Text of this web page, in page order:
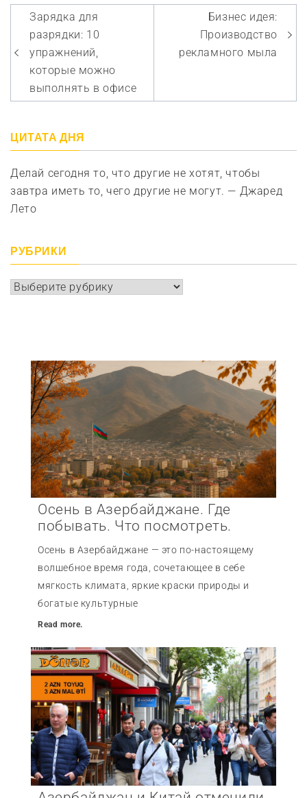
Навигация
по
записям
Зарядка для
разрядки: 10
упражнений,
которые можно
выполнять в офисе
Бизнес идея:
Производство
рекламного мыла
ЦИТАТА ДНЯ
Делай сегодня то, что другие не хотят, чтобы
завтра иметь то, чего другие не могут. — Джаред
Лето
РУБРИКИ
Рубрики
Осень в Азербайджане. Где
побывать. Что посмотреть.
Осень в Азербайджане — это по-настоящему
волшебное время года, сочетающее в себе
мягкость климата, яркие краски природы и
богатые культурные
Read more.